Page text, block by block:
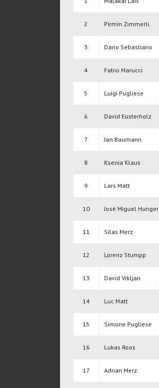
2 Pirmin Zimmerli
3 Dario Sebastiano
4 Fabio Marucci
5 Luigi Pugliese
6 David Eusterholz
7 Jan Baumann
8 Ksenia Klaus
9 Lars Matt
10 José Miguel Hunger
11 Silas Merz
12 Lorenz Stumpp
13 David Vrkljan
14 Luc Matt
15 Simone Pugliese
16 Lukas Roos
17 Adrian Merz